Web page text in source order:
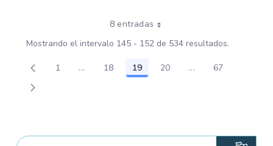
8 entradas
Mostrando el intervalo 145 - 152 de 534 resultados.
Página
1 ...Páginas intermedias Use TAB para
Página
18 Página
19 Página
20 ...PáginasPágina
67